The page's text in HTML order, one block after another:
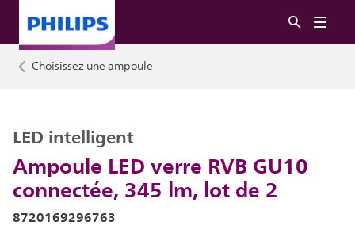
Choisissez une ampoule
Ampoule LED verre RVB GU10
connectée, 345 lm, lot de 2
LED intelligent
8720169296763